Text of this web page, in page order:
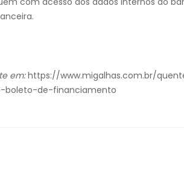
em:https://www.migalhas.com.br/
boleto-de-financiamento